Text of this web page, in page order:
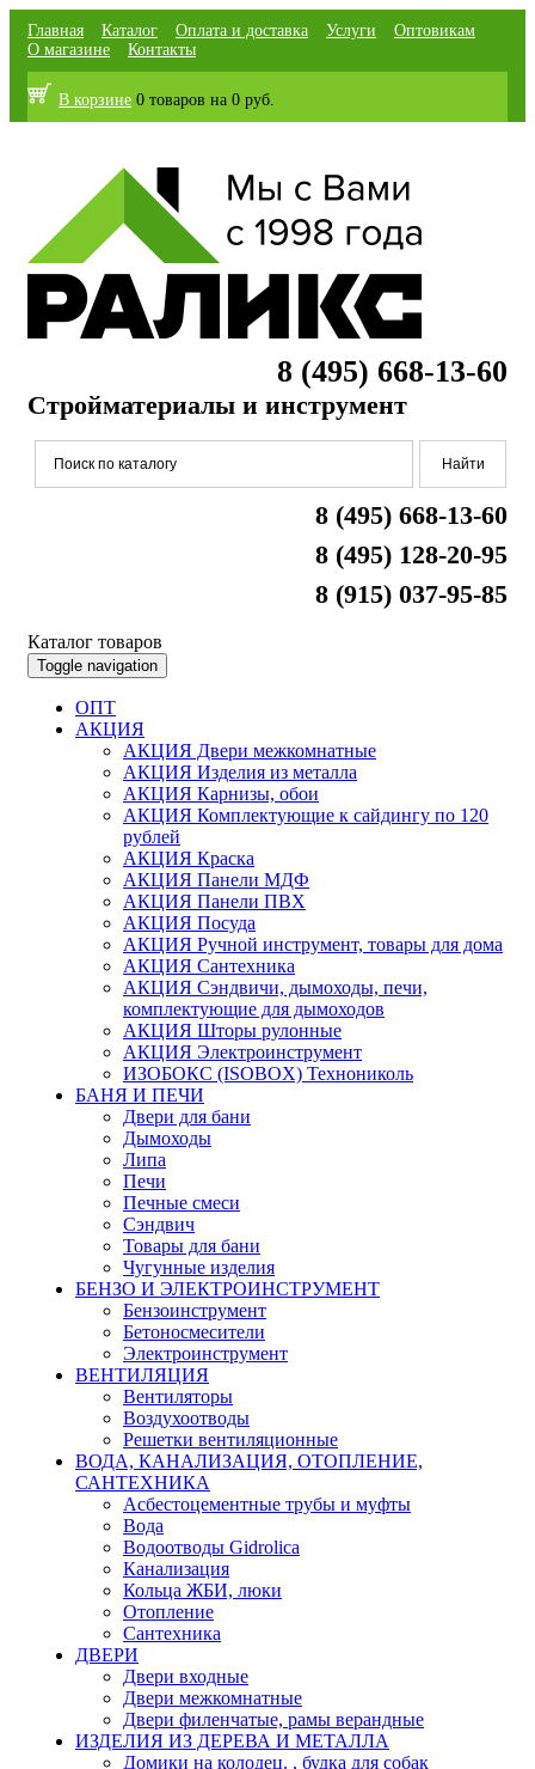
Главная Каталог Оплата и доставка Услуги
Оптовикам
О магазине
Контакты
В корзине 0 товаров на 0 руб.
8 (495) 668-13-60
Стройматериалы и инструмент
8 (495) 668-13-60
8 (495) 128-20-95
8 (915) 037-95-85
Каталог товаров
Toggle navigation
ОПТ
АКЦИЯ
АКЦИЯ Двери межкомнатные
АКЦИЯ Изделия из металла
АКЦИЯ Карнизы, обои
АКЦИЯ Комплектующие к сайдингу по 120
рублей
АКЦИЯ Краска
АКЦИЯ Панели МДФ
АКЦИЯ Панели ПВХ
АКЦИЯ Посуда
АКЦИЯ Ручной инструмент, товары для дома
АКЦИЯ Сантехника
АКЦИЯ Сэндвичи, дымоходы, печи,
комплектующие для дымоходов
АКЦИЯ Шторы рулонные
АКЦИЯ Электроинструмент
ИЗОБОКС (ISOBOX) Технониколь
БАНЯ И ПЕЧИ
Двери для бани
Дымоходы
Липа
Печи
Печные смеси
Сэндвич
Товары для бани
Чугунные изделия
БЕНЗО И ЭЛЕКТРОИНСТРУМЕНТ
Бензоинструмент
Бетоносмесители
Электроинструмент
ВЕНТИЛЯЦИЯ
Вентиляторы
Воздухоотводы
Решетки вентиляционные
ВОДА, КАНАЛИЗАЦИЯ, ОТОПЛЕНИЕ,
САНТЕХНИКА
Асбестоцементные трубы и муфты
Вода
Водоотводы Gidrolica
Канализация
Кольца ЖБИ, люки
Отопление
Сантехника
ДВЕРИ
Двери входные
Двери межкомнатные
Двери филенчатые, рамы верандные
ИЗДЕЛИЯ ИЗ ДЕРЕВА И МЕТАЛЛА
Домики на колодец. , будка для собак